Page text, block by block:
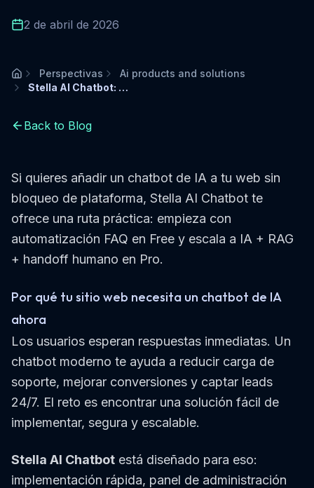
2 de abril de 2026
Inicio
Perspectivas
Ai products and solutions
Stella AI Chatbot: Mejor Chatbot de IA para Cualquier Web
Back to Blog
Si quieres añadir un chatbot de IA a tu web sin
bloqueo de plataforma, Stella AI Chatbot te
ofrece una ruta práctica: empieza con
automatización FAQ en Free y escala a IA + RAG
+ handoff humano en Pro.
Por qué tu sitio web necesita un chatbot de IA
ahora
Los usuarios esperan respuestas inmediatas. Un
chatbot moderno te ayuda a reducir carga de
soporte, mejorar conversiones y captar leads
24/7. El reto es encontrar una solución fácil de
implementar, segura y escalable.
Stella AI Chatbot está diseñado para eso:
implementación rápida, panel de administración